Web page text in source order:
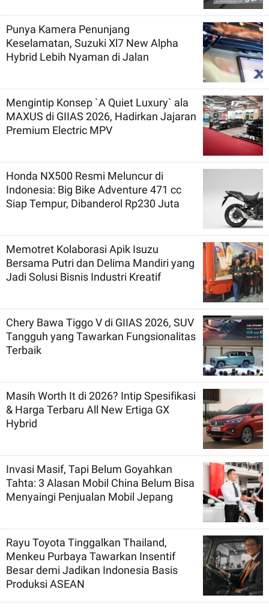
Punya Kamera Penunjang
Keselamatan, Suzuki Xl7 New Alpha
Hybrid Lebih Nyaman di Jalan
Mengintip Konsep `A Quiet Luxury` ala
MAXUS di GIIAS 2026, Hadirkan Jajaran
Premium Electric MPV
Honda NX500 Resmi Meluncur di
Indonesia: Big Bike Adventure 471 cc
Siap Tempur, Dibanderol Rp230 Juta
Memotret Kolaborasi Apik Isuzu
Bersama Putri dan Delima Mandiri yang
Jadi Solusi Bisnis Industri Kreatif
Chery Bawa Tiggo V di GIIAS 2026, SUV
Tangguh yang Tawarkan Fungsionalitas
Terbaik
Masih Worth It di 2026? Intip Spesifikasi
& Harga Terbaru All New Ertiga GX
Hybrid
Invasi Masif, Tapi Belum Goyahkan
Tahta: 3 Alasan Mobil China Belum Bisa
Menyaingi Penjualan Mobil Jepang
Rayu Toyota Tinggalkan Thailand,
Menkeu Purbaya Tawarkan Insentif
Besar demi Jadikan Indonesia Basis
Produksi ASEAN